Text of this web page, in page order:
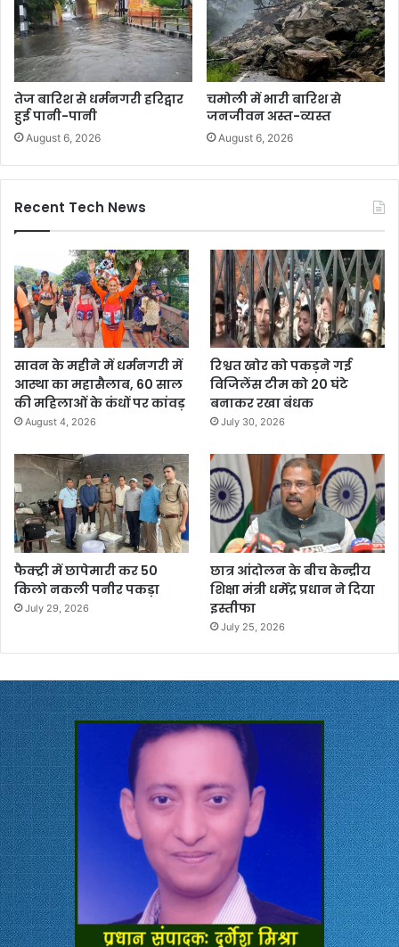
तेज बारिश से धर्मनगरी हरिद्वार
हुई पानी-पानी
August 6, 2026
चमोली में भारी बारिश से
जनजीवन अस्त-व्यस्त
August 6, 2026
Recent Tech News
सावन के महीने में धर्मनगरी में
आस्था का महासैलाब, 60 साल
की महिलाओं के कंधों पर कांवड़
August 4, 2026
रिश्वत खोर को पकड़ने गई
विजिलेंस टीम को 20 घंटे
बनाकर रखा बंधक
July 30, 2026
फैक्ट्री में छापेमारी कर 50
किलो नकली पनीर पकड़ा
July 29, 2026
छात्र आंदोलन के बीच केन्द्रीय
शिक्षा मंत्री धर्मेंद्र प्रधान ने दिया
इस्तीफा
July 25, 2026